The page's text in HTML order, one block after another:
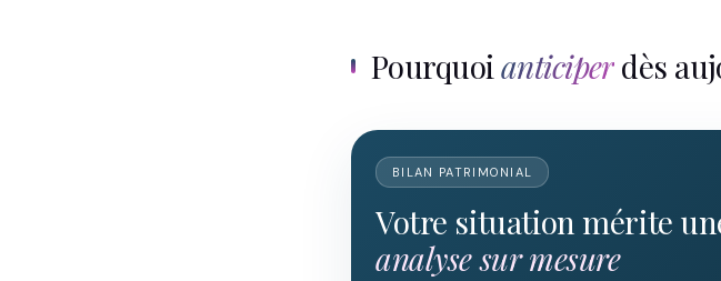
Pourquoi anticiperdès
BILAN PATRIMONIAL
Votre situation mérite
analyse sur mesure